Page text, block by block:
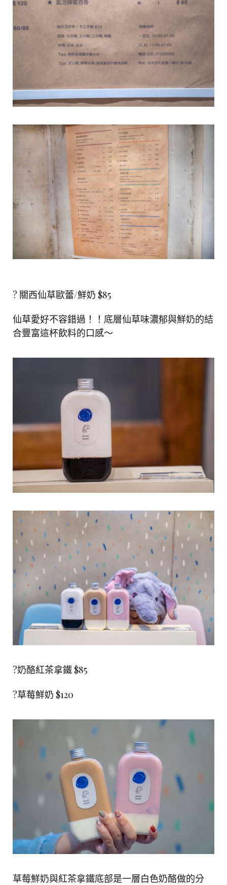
? 關西仙草歐蕾/鮮奶 $85
仙草愛好不容錯過！！底層仙草味濃郁與鮮奶的結
合豐富這杯飲料的口感～
?奶酪紅茶拿鐵 $85
?草莓鮮奶 $120
草莓鮮奶與紅茶拿鐵底部是一層白色奶酪做的分